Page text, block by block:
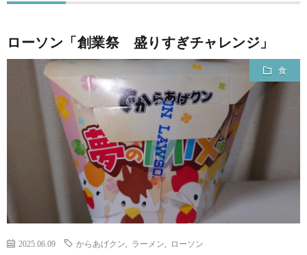
ローソン「創業祭 盛りすぎチャレンジ」
食
2025.06.09 からあげクン ラーメン ローソン